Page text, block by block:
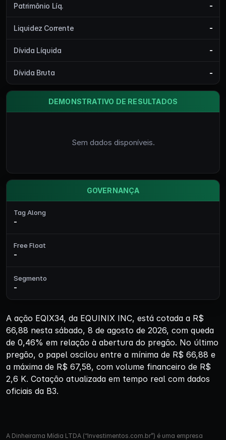
Patrimônio Líq. -
Liquidez Corrente -
Dívida Líquida -
Dívida Bruta -
DEMONSTRATIVO DE RESULTADOS
Sem dados disponíveis.
GOVERNANÇA
Tag Along
-
Free Float
-
Segmento
-
A ação EQIX34, da EQUINIX INC, está cotada a R$
66,88 nesta sábado, 8 de agosto de 2026, com queda
de 0,46% em relação à abertura do pregão. No último
pregão, o papel oscilou entre a mínima de R$ 66,88 e
a máxima de R$ 67,58, com volume financeiro de R$
2,6 K. Cotação atualizada em tempo real com dados
oficiais da B3.
A Dinheirama Mídia LTDA (“Investimentos.com.br”) é uma empresa